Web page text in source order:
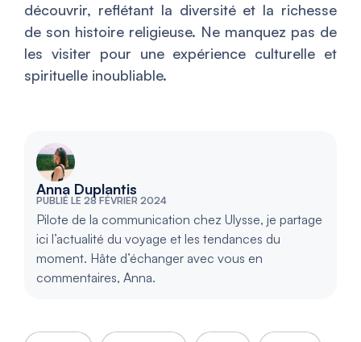
découvrir, reflétant la diversité et la richesse
de son histoire religieuse. Ne manquez pas de
les visiter pour une expérience culturelle et
spirituelle inoubliable.
Anna Duplantis
PUBLIÉ LE 28 FÉVRIER 2024
Pilote de la communication chez Ulysse, je partage
ici l’actualité du voyage et les tendances du
moment. Hâte d’échanger avec vous en
commentaires, Anna.